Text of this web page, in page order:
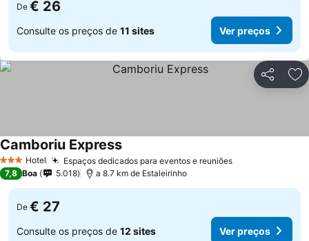
De € 26
Consulte os preços de 11 sites Ver preços
Partilhar
3 EstrelasHotel Espaços dedicados para eventos e reuniões
Camboriu Express
7,8 Boa 5.018 a 8.7 km de Estaleirinho
De € 27
Consulte os preços de 12 sites Ver preços